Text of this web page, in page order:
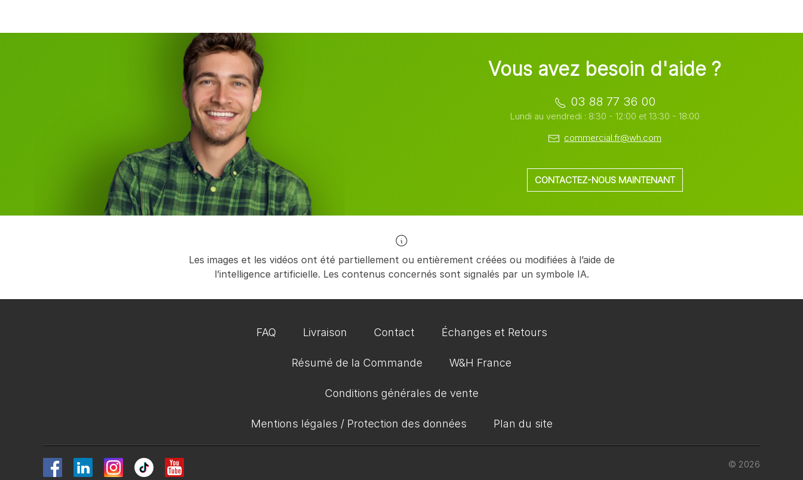
Vous avez besoin d'aide ?
03 88 77 36 00
Lundi au vendredi : 8:30 - 12:00 et 13:30 - 18:00
commercial.fr@wh.com
CONTACTEZ-NOUS MAINTENANT
Les images et les vidéos ont été partiellement ou entièrement créées ou modifiées à l’aide de
l’intelligence artificielle. Les contenus concernés sont signalés par un symbole IA.
FAQ Livraison Contact Échanges et Retours
Résumé de la Commande W&H France
Conditions générales de vente
Mentions légales / Protection des données Plan du site
© 2026